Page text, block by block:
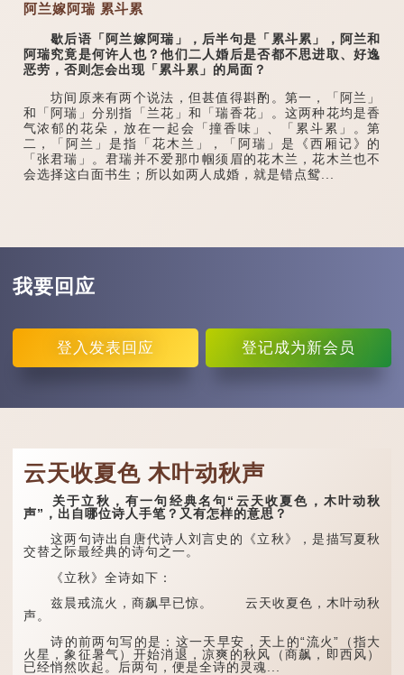
阿兰嫁阿瑞 累斗累
歇后语「阿兰嫁阿瑞」，后半句是「累斗累」，阿兰和
阿瑞究竟是何许人也？他们二人婚后是否都不思进取、好逸
恶劳，否则怎会出现「累斗累」的局面？
坊间原来有两个说法，但甚值得斟酌。第一，「阿兰」
和「阿瑞」分别指「兰花」和「瑞香花」。这两种花均是香
气浓郁的花朵，放在一起会「撞香味」、「累斗累」。第
二，「阿兰」是指「花木兰」，「阿瑞」是《西厢记》的
「张君瑞」。君瑞并不爱那巾帼须眉的花木兰，花木兰也不
会选择这白面书生；所以如两人成婚，就是错点鸳...
我要回应
登入 发表回应 登记成为新会员
云天收夏色 木叶动秋声
关于立秋，有一句经典名句“云天收夏色，木叶动秋
声”，出自哪位诗人手笔？又有怎样的意思？
这两句诗出自唐代诗人刘言史的《立秋》，是描写夏秋
交替之际最经典的诗句之一。
《立秋》全诗如下：
兹晨戒流火，商飙早已惊。 云天收夏色，木叶动秋
声。
诗的前两句写的是：这一天早安，天上的“流火”（指大
火星，象征暑气）开始消退，凉爽的秋风（商飙，即西风）
已经悄然吹起。后两句，便是全诗的灵魂...